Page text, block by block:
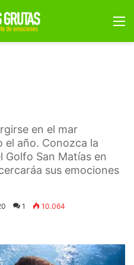
en el mar
año. Conozca la
Golfo San Matías en
sus emociones
1 10.064